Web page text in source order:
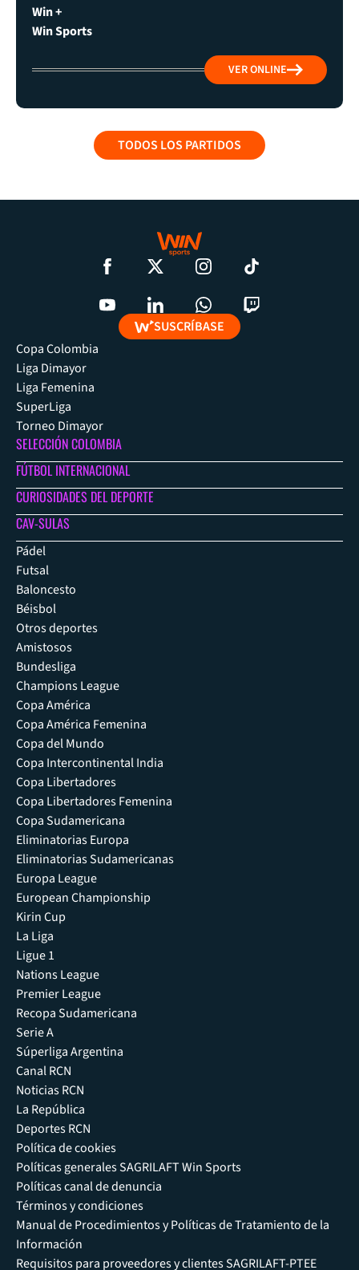
Win +
Win Sports
VER ONLINE
TODOS LOS PARTIDOS
SUSCRÍBASE
Copa Colombia
Liga Dimayor
Liga Femenina
SuperLiga
Torneo Dimayor
SELECCIÓN COLOMBIA
FÚTBOL INTERNACIONAL
CURIOSIDADES DEL DEPORTE
CAV-SULAS
Pádel
Futsal
Baloncesto
Béisbol
Otros deportes
Amistosos
Bundesliga
Champions League
Copa América
Copa América Femenina
Copa del Mundo
Copa Intercontinental India
Copa Libertadores
Copa Libertadores Femenina
Copa Sudamericana
Eliminatorias Europa
Eliminatorias Sudamericanas
Europa League
European Championship
Kirin Cup
La Liga
Ligue 1
Nations League
Premier League
Recopa Sudamericana
Serie A
Súperliga Argentina
Canal RCN
Noticias RCN
La República
Deportes RCN
Política de cookies
Políticas generales SAGRILAFT Win Sports
Políticas canal de denuncia
Términos y condiciones
Manual de Procedimientos y Políticas de Tratamiento de la
Información
Requisitos para proveedores y clientes SAGRILAFT-PTEE